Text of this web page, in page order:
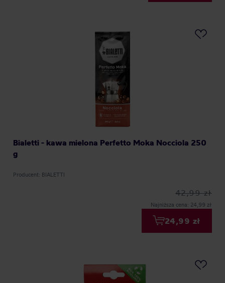
Bialetti - kawa mielona Perfetto Moka Nocciola 250
g
Producent: BIALETTI
42,99 zł
Najniższa cena: 24,99 zł
24,99 zł